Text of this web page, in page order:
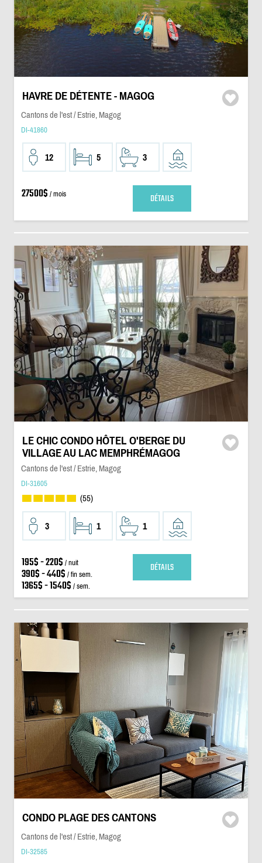
HAVRE DE DÉTENTE - MAGOG
Cantons de l'est / Estrie, Magog
DI-41860
12 5 3
27500$ / mois DÉTAILS
LE CHIC CONDO HÔTEL O'BERGE DU
VILLAGE AU LAC MEMPHRÉMAGOG
Cantons de l'est / Estrie, Magog
DI-31605
(55)
3 1 1
195$ - 220$ / nuit
390$ - 440$ / fin sem.
1365$ - 1540$ / sem.
DÉTAILS
CONDO PLAGE DES CANTONS
Cantons de l'est / Estrie, Magog
DI-32585